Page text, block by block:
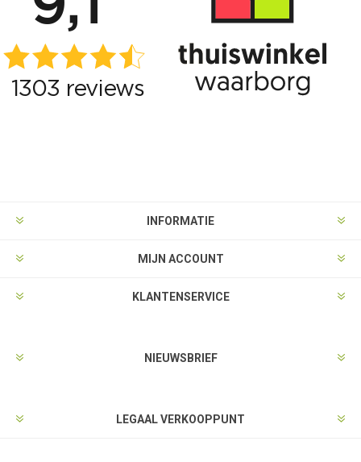
INFORMATIE
MIJN ACCOUNT
KLANTENSERVICE
NIEUWSBRIEF
LEGAAL VERKOOPPUNT